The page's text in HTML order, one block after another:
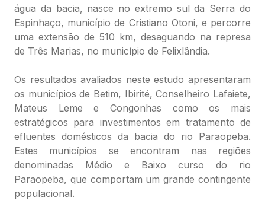
água da bacia, nasce no extremo sul da Serra do
Espinhaço, município de Cristiano Otoni, e percorre
uma extensão de 510 km, desaguando na represa
de Três Marias, no município de Felixlândia.
Os resultados avaliados neste estudo apresentaram
os municípios de Betim, Ibirité, Conselheiro Lafaiete,
Mateus Leme e Congonhas como os mais
estratégicos para investimentos em tratamento de
efluentes domésticos da bacia do rio Paraopeba.
Estes municípios se encontram nas regiões
denominadas Médio e Baixo curso do rio
Paraopeba, que comportam um grande contingente
populacional.